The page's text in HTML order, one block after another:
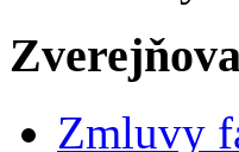
Zmluvy